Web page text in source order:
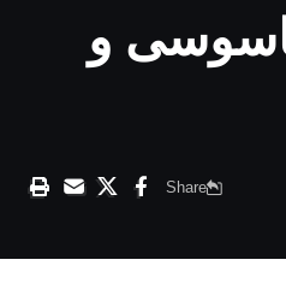
و
Share